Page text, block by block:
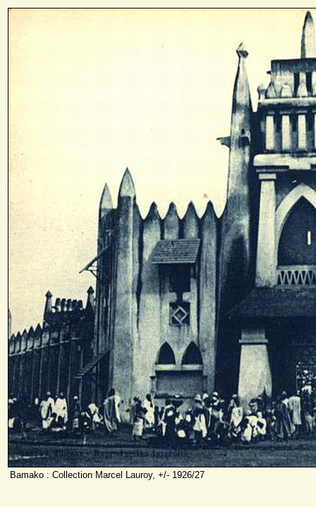
Bamako : Collection Marcel Lauroy, +/- 1926/27